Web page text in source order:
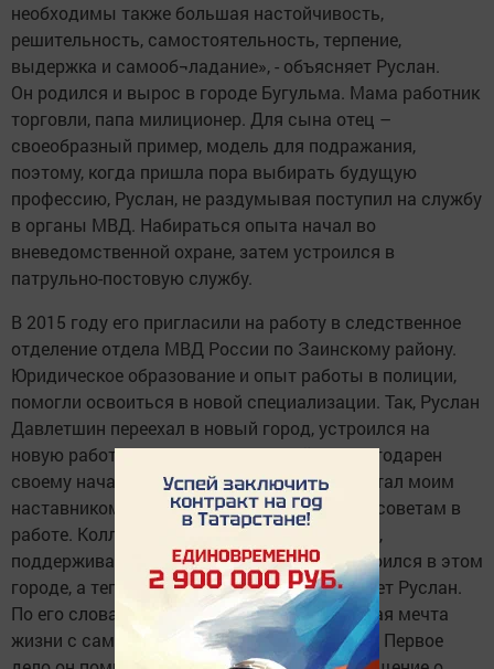
необходимы также большая настойчивость,
решительность, самостоятельность, терпение,
выдержка и самооб¬ладание», - объясняет Руслан.
Он родился и вырос в городе Бугульма. Мама работник
торговли, папа милиционер. Для сына отец –
своеобразный пример, модель для подражания,
поэтому, когда пришла пора выбирать будущую
профессию, Руслан, не раздумывая поступил на службу
в органы МВД. Набираться опыта начал во
вневедомственной охране, затем устроился в
патрульно-постовую службу.
В 2015 году его пригласили на работу в следственное
отделение отдела МВД России по Заинскому району.
Юридическое образование и опыт работы в полиции,
помогли освоиться в новой специализации. Так, Руслан
Давлетшин переехал в новый город, устроился на
новую работу и обрел новых друзей. «Я благодарен
своему начальнику Рустаму Хафизову, он стал моим
наставником, всегда прислушиваюсь к его советам в
работе. Коллектив здесь хороший, дружный,
поддерживают друг друга. Постепенно освоился в этом
городе, а теперь уже привык», - рассказывает Руслан.
По его словам, быть следователем – главная мечта
жизни с самых юных лет, которая сбылась. Первое